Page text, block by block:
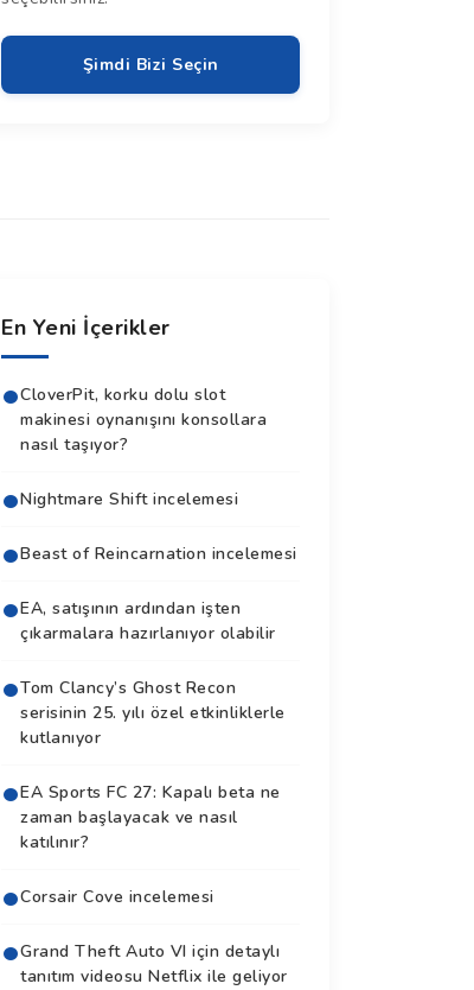
Şimdi Bizi Seçin
En Yeni İçerikler
CloverPit, korku dolu slot
makinesi oynanışını konsollara
nasıl taşıyor?
Nightmare Shift incelemesi
Beast of Reincarnation incelemesi
EA, satışının ardından işten
çıkarmalara hazırlanıyor olabilir
Tom Clancy’s Ghost Recon
serisinin 25. yılı özel etkinliklerle
kutlanıyor
EA Sports FC 27: Kapalı beta ne
zaman başlayacak ve nasıl
katılınır?
Corsair Cove incelemesi
Grand Theft Auto VI için detaylı
tanıtım videosu Netflix ile geliyor